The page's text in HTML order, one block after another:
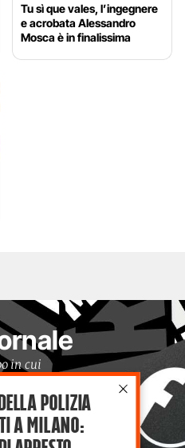
Tu sì que vales, l’ingegnere
e acrobata Alessandro
Mosca è in finalissima
in cui
polizia
a Milano: